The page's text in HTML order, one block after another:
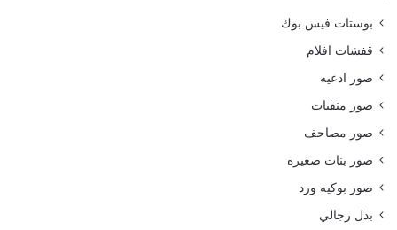
بوستات فيس بوك
قفشات افلام
صور ادعيه
صور منقبات
صور مصاحف
صور بنات صغيره
صور بوكيه ورد
بدل رجالي